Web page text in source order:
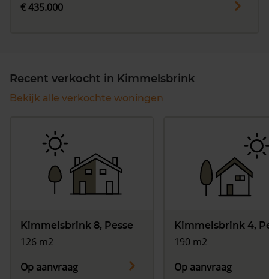
€ 435.000
Recent verkocht in Kimmelsbrink
Bekijk alle verkochte woningen
Kimmelsbrink 8, Pesse
126 m2
Op aanvraag
Kimmelsbrink 4,
190 m2
Op aanvraag